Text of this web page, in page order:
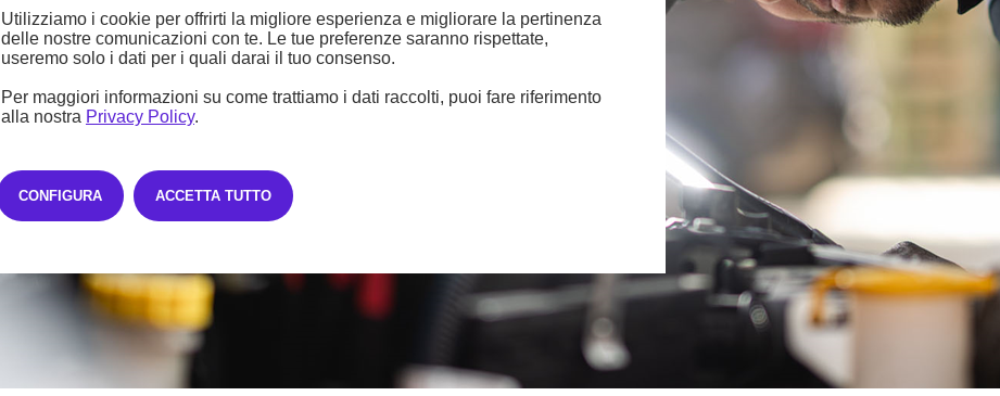
Utilizziamo i cookie per offrirti la migliore esperienza e migliorare la pertinenza
delle nostre comunicazioni con te. Le tue preferenze saranno rispettate,
useremo solo i dati per i quali darai il tuo consenso.
Per maggiori informazioni su come trattiamo i dati raccolti, puoi fare riferimento
alla nostra Privacy Policy.
CONFIGURA ACCETTA TUTTO